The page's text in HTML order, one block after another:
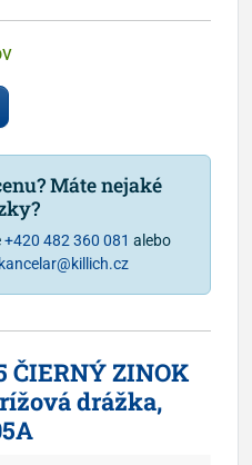
Máte nejaké
+420 482 360 081 alebo
kancelar@killich.cz
ZINOK
drážka,